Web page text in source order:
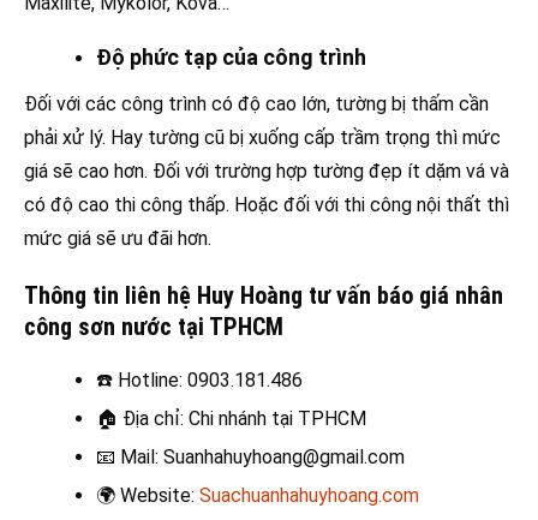
Độ phức tạp của công trình
Đối với các công trình có độ cao lớn, tường bị thấm cần
phải xử lý. Hay tường cũ bị xuống cấp trầm trọng thì mức
giá sẽ cao hơn. Đối với trường hợp tường đẹp ít dặm vá và
có độ cao thi công thấp. Hoặc đối với thi công nội thất thì
mức giá sẽ ưu đãi hơn.
Thông tin liên hệ Huy Hoàng tư vấn báo giá nhân
công sơn nước tại TPHCM
☎️ Hotline: 0903.181.486
🏠 Địa chỉ: Chi nhánh tại TPHCM
📧 Mail: Suanhahuyhoang@gmail.com
🌍 Website: Suachuanhahuyhoang.com